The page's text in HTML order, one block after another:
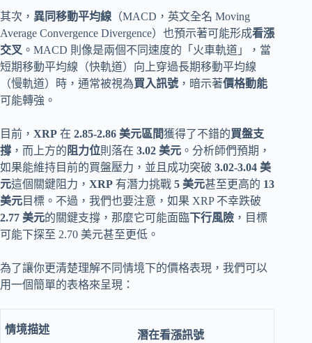
其次， 異同移動平均線 （MACD，英文全名 Moving
Average Convergence Divergence）也預示著可能形成看漲
交叉 。MACD 則像是兩個不同速度的「火車軌道」，當
短期移動平均線（快軌道）向上穿過長期移動平均線
（慢軌道）時，通常被視為買入訊號 ，暗示著價格動能
可能轉強。
目前， XRP 在 2.85-2.86 美元區間獲得了不錯的買盤支
撐 ，而上方的 阻力位則落在 3.02 美元 。分析師們預期，
如果能維持目前的買盤壓力，並且成功突破 3.02-3.04 美
元這個關鍵阻力， XRP 有潛力挑戰 5 美元甚至更高的 13
美元目標。不過，我們也要注意，如果 XRP 不幸跌破
2.77 美元的關鍵支撐，那麼它可能面臨下行風險 ，目標
可能下探至 2.70 美元甚至更低。
為了讓你更清楚理解不同情境下的價格表現，我們可以
用一個簡單的表格來呈現：
潛在看漲訊號